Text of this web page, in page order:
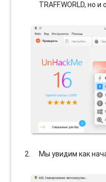
TRAFF.WORLD, но
Мы увидим как